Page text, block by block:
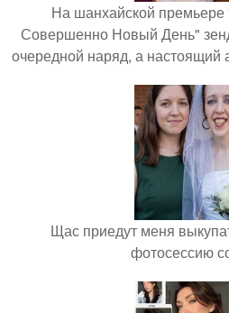
На шанхайской премьере
Совершенно Новый День"
очередной наряд, а
Щас приедут меня
фотосессию